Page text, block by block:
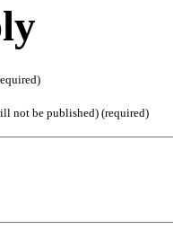
not be published) (required)